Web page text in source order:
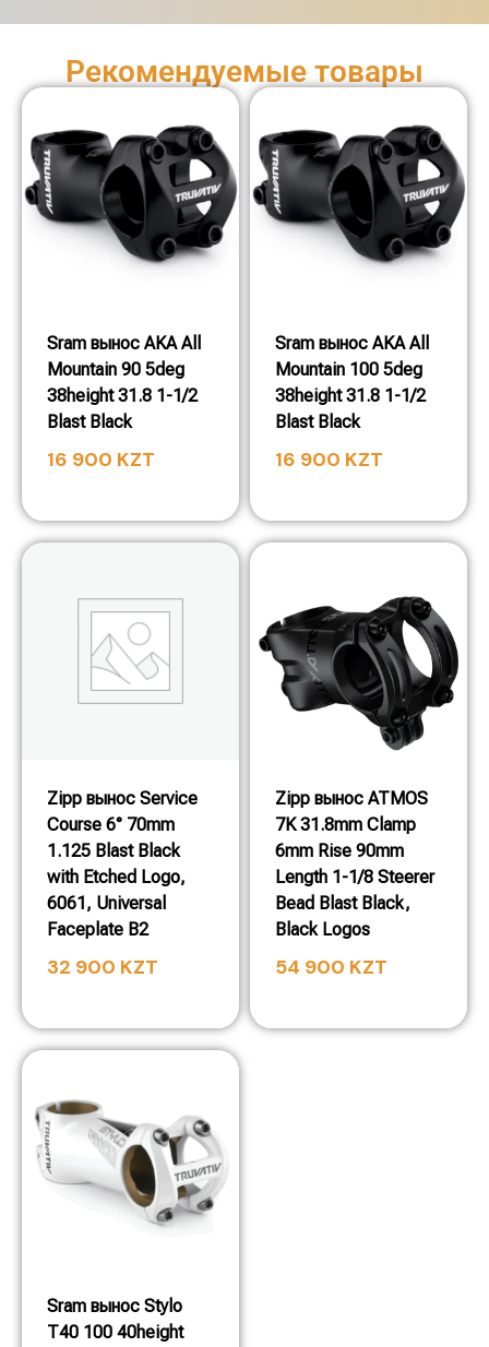
Рекомендуемые товары
Sram вынос AKA All
Mountain 90 5deg
38height 31.8 1-1/2
Blast Black
16 900 KZT
Sram вынос AKA All
Mountain 100 5deg
38height 31.8 1-1/2
Blast Black
16 900 KZT
Zipp вынос Service
Course 6° 70mm
1.125 Blast Black
with Etched Logo,
6061, Universal
Faceplate B2
32 900 KZT
Zipp вынос ATMOS
7K 31.8mm Clamp
6mm Rise 90mm
Length 1-1/8 Steerer
Bead Blast Black,
Black Logos
54 900 KZT
Sram вынос Stylo
T40 100 40height